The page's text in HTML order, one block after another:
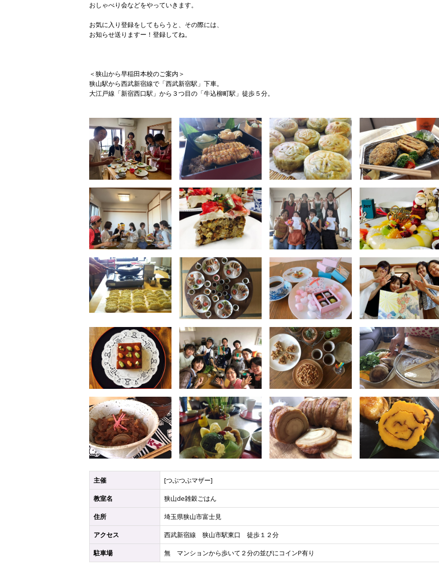
おしゃべり会などをやっていきます。
お気に入り登録をしてもらうと、その際には、
お知らせ送りますー！登録してね。
＜狭山から早稲田本校のご案内＞
狭山駅から西武新宿線で「西武新宿駅」下車。
大江戸線「新宿西口駅」から３つ目の「牛込柳町駅」徒歩５分。
主催 [つぶつぶマザー]
教室名 狭山de雑穀ごはん
住所 埼玉県狭山市富士見
アクセス 西武新宿線 狭山市駅東口 徒歩１２分
駐車場 無 マンションから歩いて２分の並びにコインP有り